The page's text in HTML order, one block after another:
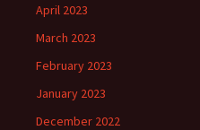
April 2023
March 2023
February 2023
January 2023
December 2022